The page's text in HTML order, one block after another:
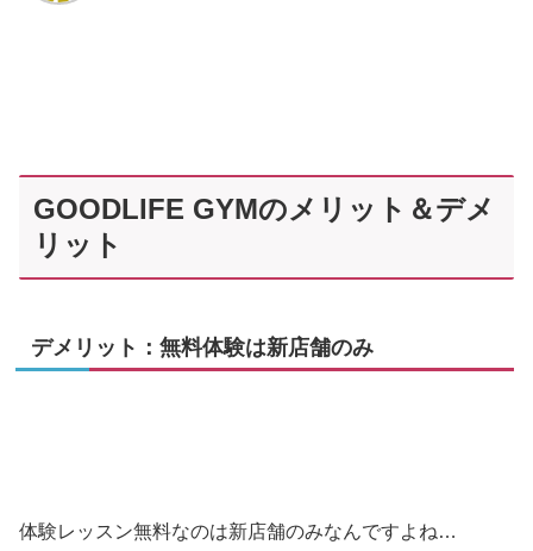
GOODLIFE GYMのメリット＆デメ
リット
デメリット：無料体験は新店舗のみ
体験レッスン無料なのは新店舗のみなんですよね…